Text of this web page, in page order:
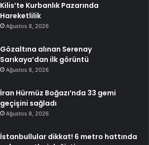
Kilis’te Kurbanlık Pazarında
Hareketlilik
Ağustos 8, 2026
Gözaltına alınan Serenay
Sarıkaya’dan ilk görüntü
Ağustos 8, 2026
İran Hürmüz Boğazı’nda 33 gemi
geçişini sağladı
Ağustos 8, 2026
İstanbullular dikkat! 6 metro hattında